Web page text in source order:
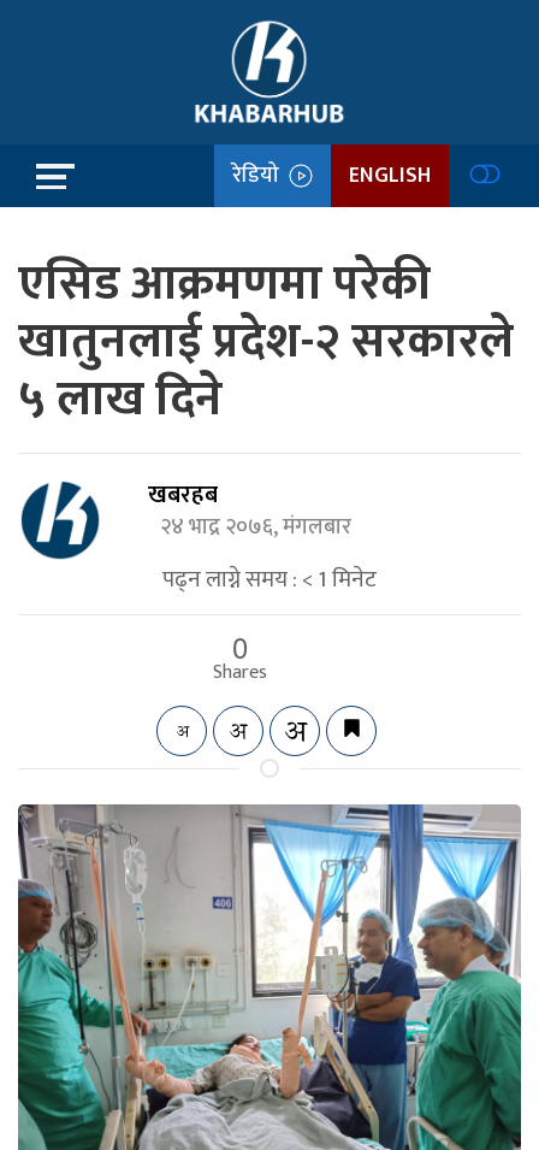
रेडियो ENGLISH
एसिड आक्रमणमा परेकी
खातुनलाई प्रदेश-२ सरकारले
५ लाख दिने
खबरहब
२४ भाद्र २०७६, मंगलबार
पढ्न लाग्ने समय :< 1मिनेट
0
Shares